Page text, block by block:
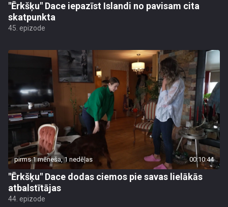
"Ērkšķu" Dace iepazīst Islandi no pavisam cita
skatpunkta
45. epizode
pirms 1 mēneša, 1 nedēļas 00:10:44
"Ērkšķu" Dace dodas ciemos pie savas lielākās
atbalstītājas
44. epizode